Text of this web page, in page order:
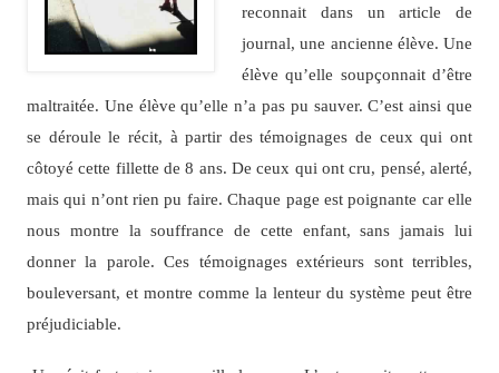
reconnait dans un article de
journal, une ancienne élève. Une
élève qu’elle soupçonnait d’être
maltraitée. Une élève qu’elle n’a pas pu sauver. C’est ainsi que
se déroule le récit, à partir des témoignages de ceux qui ont
côtoyé cette fillette de 8 ans. De ceux qui ont cru, pensé, alerté,
mais qui n’ont rien pu faire. Chaque page est poignante car elle
nous montre la souffrance de cette enfant, sans jamais lui
donner la parole. Ces témoignages extérieurs sont terribles,
bouleversant, et montre comme la lenteur du système peut être
préjudiciable.